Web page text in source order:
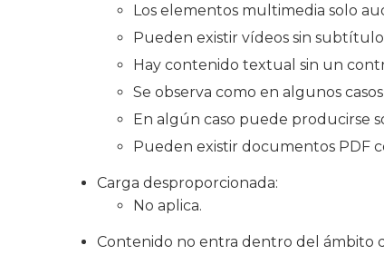
Los elementos multimedia solo
Pueden existir vídeos sin
Hay contenido textual sin un
Se observa como en algunos
En algún caso puede producirse
Pueden existir documentos PDF
Carga desproporcionada:
No aplica.
Contenido no entra dentro del ámbito